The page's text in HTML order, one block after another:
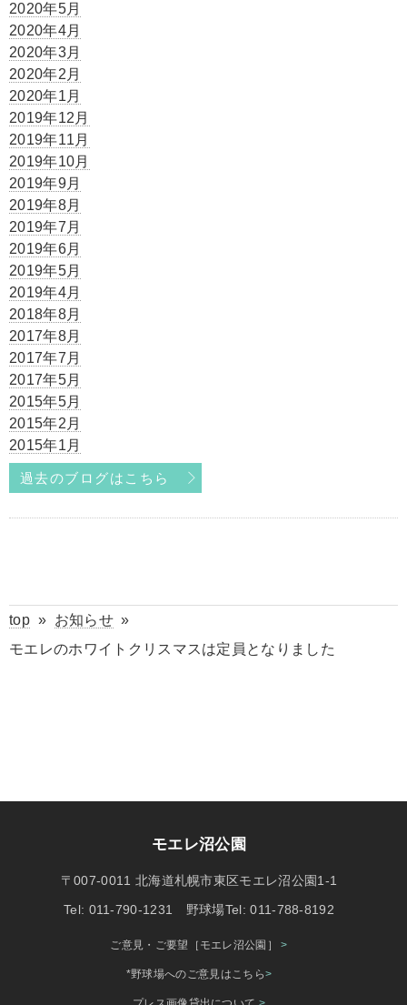
2020年5月
2020年4月
2020年3月
2020年2月
2020年1月
2019年12月
2019年11月
2019年10月
2019年9月
2019年8月
2019年7月
2019年6月
2019年5月
2019年4月
2018年8月
2017年8月
2017年7月
2017年5月
2015年5月
2015年2月
2015年1月
過去のブログはこちら
top» お知らせ»
モエレのホワイトクリスマスは定員となりました
モエレ沼公園
〒007-0011 北海道札幌市東区モエレ沼公園1-1
Tel: 011-790-1231 野球場Tel: 011-788-8192
ご意見・ご要望［モエレ沼公園］>
*野球場へのご意見はこちら>